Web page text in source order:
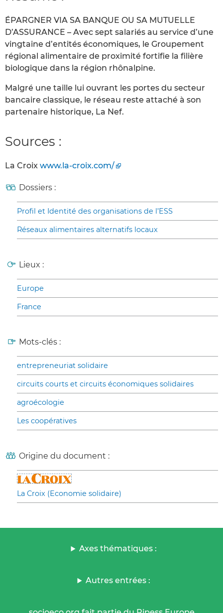
ÉPARGNER VIA SA BANQUE OU SA MUTUELLE
D’ASSURANCE – Avec sept salariés au service d’une
vingtaine d’entités économiques, le Groupement
régional alimentaire de proximité fortifie la filière
biologique dans la région rhônalpine.
Malgré une taille lui ouvrant les portes du secteur
bancaire classique, le réseau reste attaché à son
partenaire historique, La Nef.
Sources :
La Croix www.la-croix.com/
Dossiers :
Profil et Identité des organisations de l’ESS
Réseaux alimentaires alternatifs locaux
Lieux :
Europe
France
Mots-clés :
entrepreneuriat solidaire
circuits courts et circuits économiques solidaires
agroécologie
Les coopératives
Origine du document :
La Croix (Economie solidaire)
Axes thématiques :
Autres entrées :